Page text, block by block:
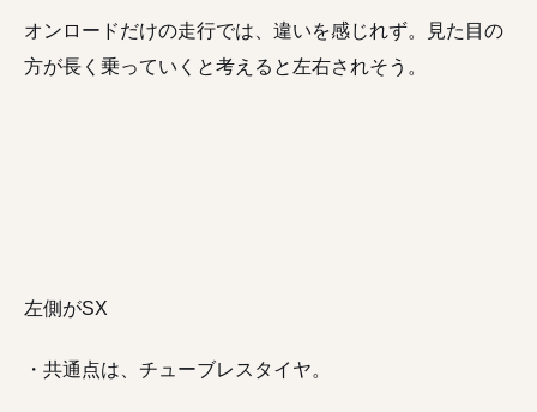
オンロードだけの走行では、違いを感じれず。見た目の
方が長く乗っていくと考えると左右されそう。
左側がSX
・共通点は、チューブレスタイヤ。